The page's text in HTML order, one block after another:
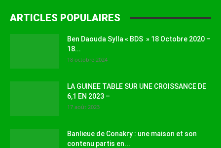
ARTICLES POPULAIRES
Ben Daouda Sylla « BDS » 18 Octobre 2020 –
18...
18 octobre 2024
LA GUINEE TABLE SUR UNE CROISSANCE DE
6,1 EN 2023 –
17 août 2023
Banlieue de Conakry : une maison et son
contenu partis en...